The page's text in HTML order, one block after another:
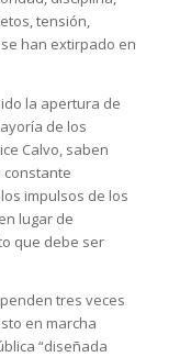
tensión,
han extirpado en
la apertura de
de los
Calvo, saben
constante
impulsos de los
lugar de
que debe ser
tres veces
en marcha
“diseñada